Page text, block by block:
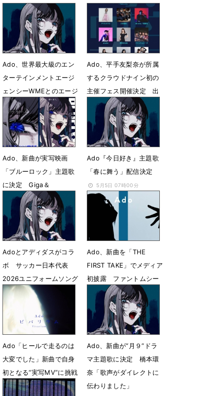
Ado、世界最大級のエン
ターテインメントエージ
ェンシーWMEとのエージ
ェント契約を締結
6月23日 23時47分
Ado、平手友梨奈が所属
するクラウドナイン初の
主催フェス開催決定 出
演アーティスト９組を発
6月19日 19時02分
Ado、新曲が実写映画
「ブルーロック」主題歌
に決定 Giga＆
TeddyLoidが再びタッグ
6月5日 06時07分
Ado『今日好き』主題歌
「春に舞う」配信決定
5月5日 07時00分
Adoとアディダスがコラ
ボ サッカー日本代表
2026ユニフォームソング
「綺羅」キタニタツヤが
4月9日 11時44分
Ado、新曲を「THE
FIRST TAKE」でメディア
初披露 ファントムシー
タがコーラスで参加
3月17日 07時00分
Ado「ヒールで走るのは
大変でした」新曲で自身
初となる“実写MV”に挑戦
2月28日 22時05分
Ado、新曲が“月９”ドラ
マ主題歌に決定 橋本環
奈「歌声がダイレクトに
伝わりました」